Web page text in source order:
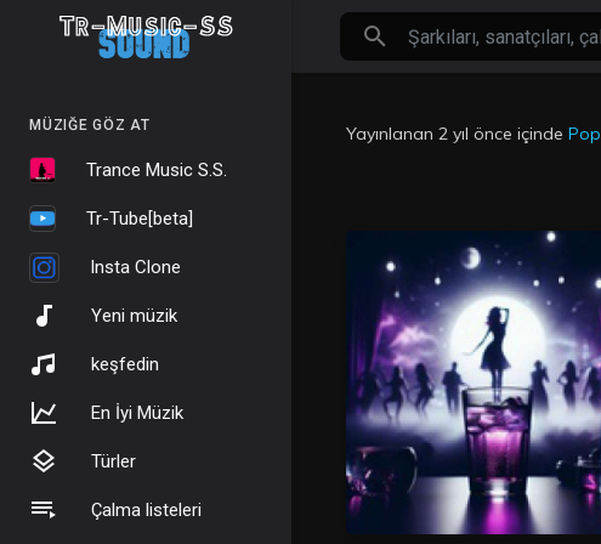
MÜZIĞE GÖZ AT
Trance Music S.S.
Tr-Tube[beta]
Insta Clone
Yeni müzik
keşfedin
En İyi Müzik
Türler
Çalma listeleri
Yayınlanan 2 yıl önce içinde Pop